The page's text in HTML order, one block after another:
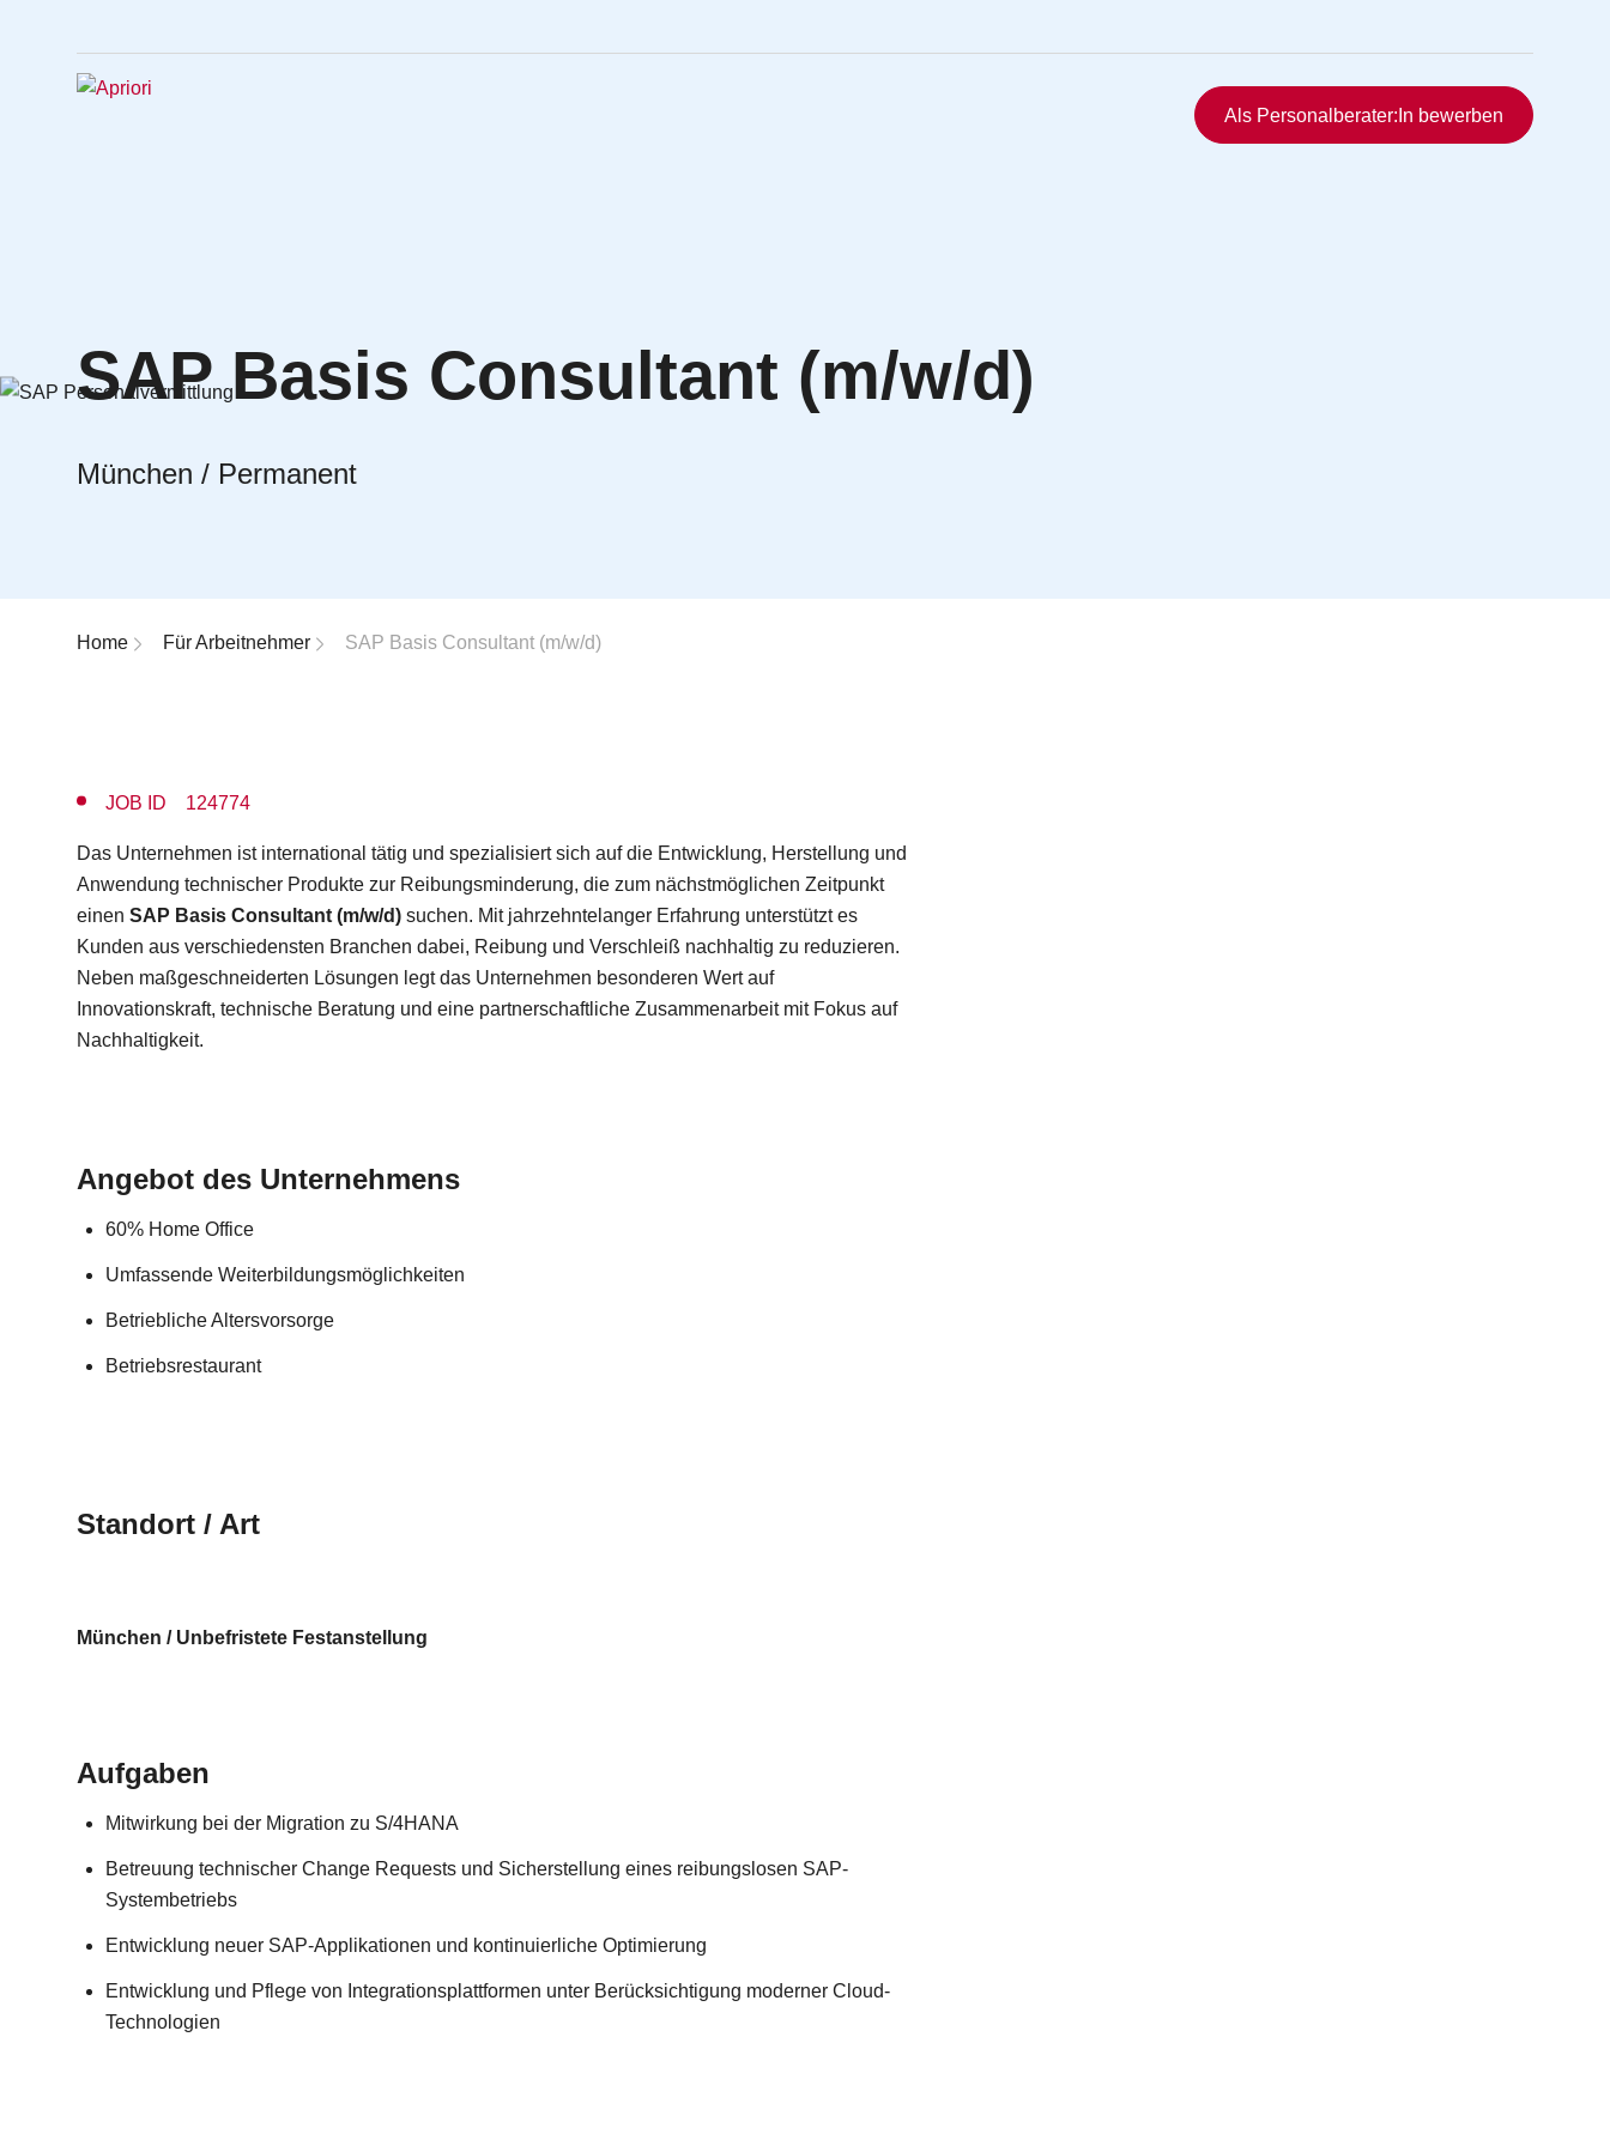
Schnellzugriff
HR:LAB Lösungen
Als Personalberater:In bewerben
SAP Basis Consultant (m/w/d)
München / Permanent
Breadcrumb-Navigation
Home Für Arbeitnehmer SAP Basis Consultant (m/w/d)
JOB ID 124774
Das Unternehmen ist international tätig und spezialisiert sich auf die Entwicklung, Herstellung und
Anwendung technischer Produkte zur Reibungsminderung, die zum nächstmöglichen Zeitpunkt
einen SAP Basis Consultant (m/w/d) suchen. Mit jahrzehntelanger Erfahrung unterstützt es
Kunden aus verschiedensten Branchen dabei, Reibung und Verschleiß nachhaltig zu reduzieren.
Neben maßgeschneiderten Lösungen legt das Unternehmen besonderen Wert auf
Innovationskraft, technische Beratung und eine partnerschaftliche Zusammenarbeit mit Fokus auf
Nachhaltigkeit.
Angebot des Unternehmens
60% Home Office
Umfassende Weiterbildungsmöglichkeiten
Betriebliche Altersvorsorge
Betriebsrestaurant
Standort / Art
München / Unbefristete Festanstellung
Aufgaben
Mitwirkung bei der Migration zu S/4HANA
Betreuung technischer Change Requests und Sicherstellung eines reibungslosen SAP-
Systembetriebs
Entwicklung neuer SAP-Applikationen und kontinuierliche Optimierung
Entwicklung und Pflege von Integrationsplattformen unter Berücksichtigung moderner Cloud-
Technologien